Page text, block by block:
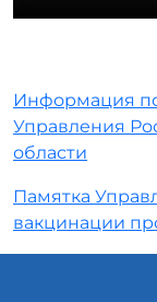
Информация
Управления
области
Памятка
вакцинации